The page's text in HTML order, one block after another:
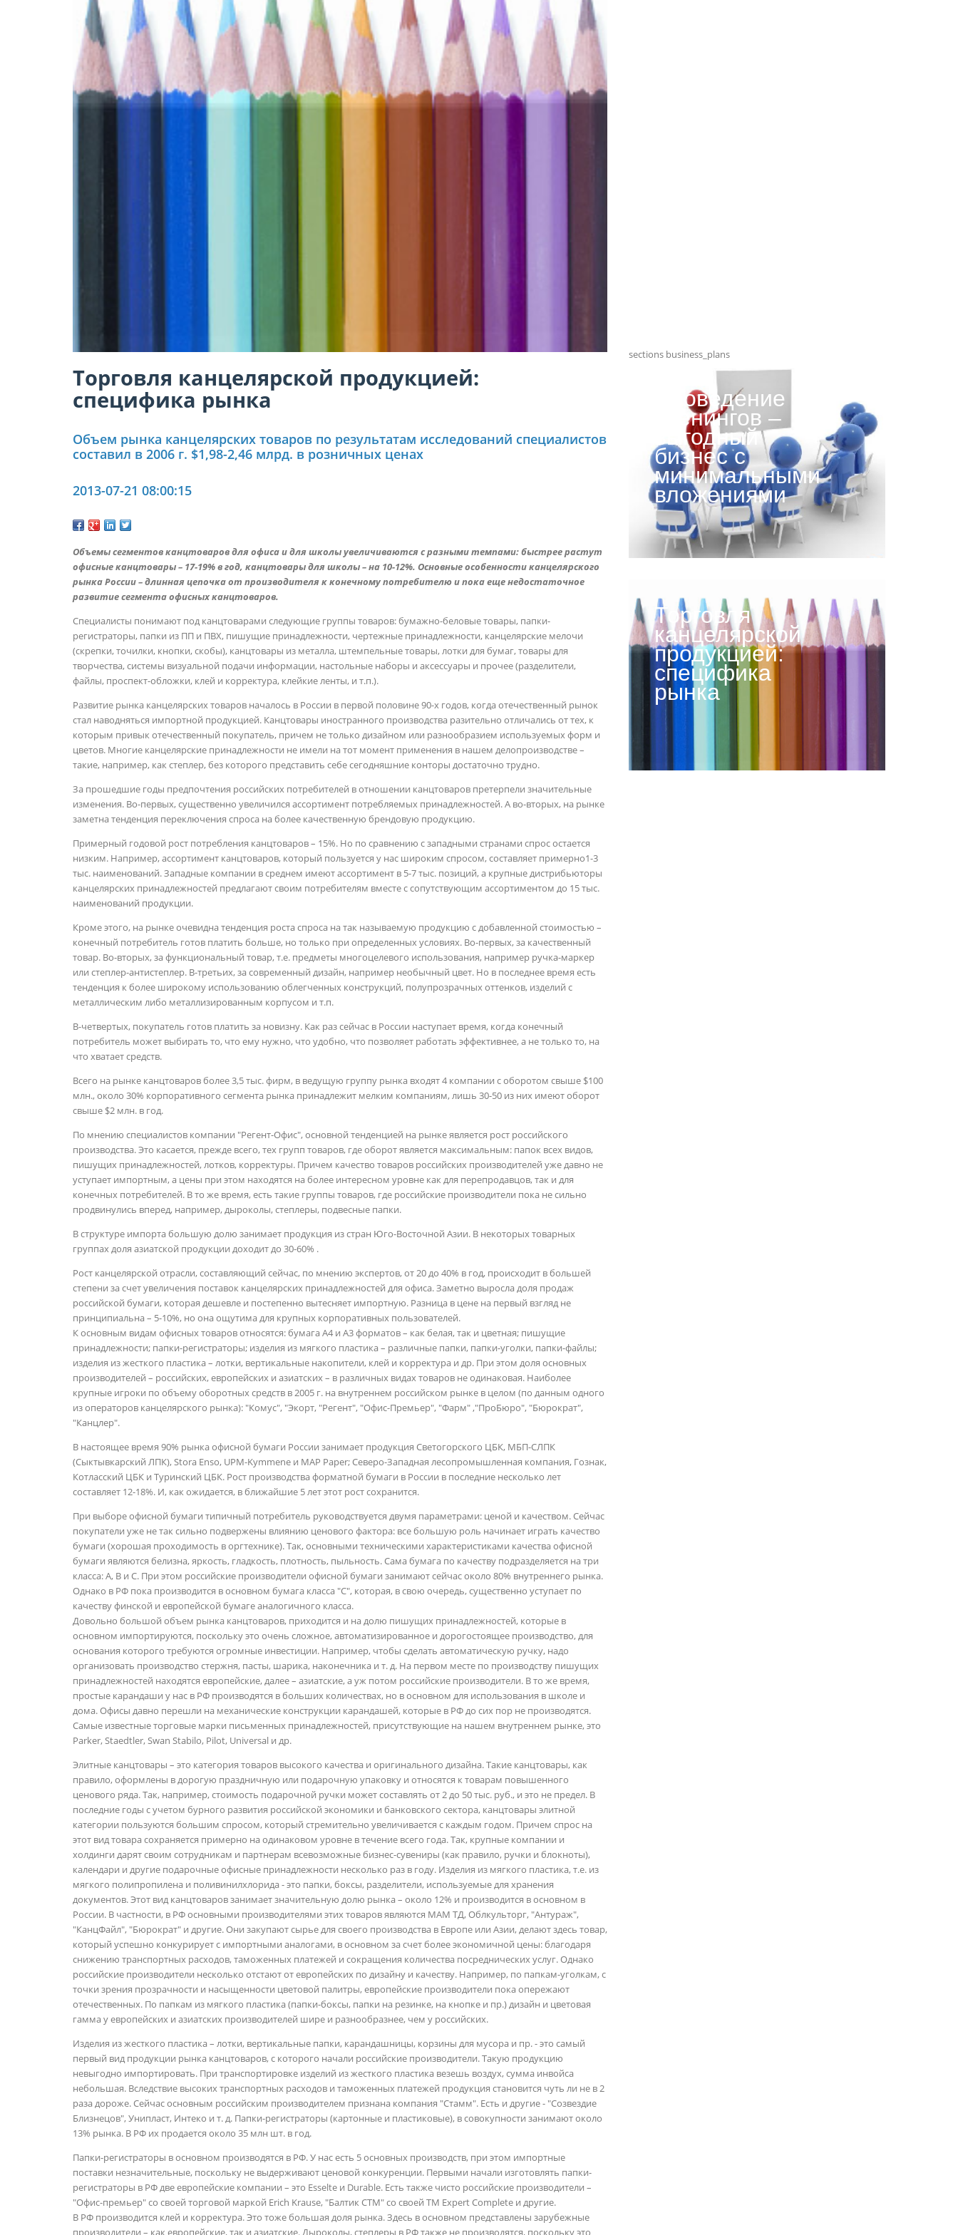
Торговля канцелярской продукцией:
специфика рынка
Объем рынка канцелярских товаров по результатам исследований специалистов
составил в 2006 г. $1,98-2,46 млрд. в розничных ценах
2013-07-21 08:00:15
Объемы сегментов канцтоваров для офиса и для школы увеличиваются с разными темпами: быстрее растут
офисные канцтовары – 17-19% в год, канцтовары для школы – на 10-12%. Основные особенности канцелярского
рынка России – длинная цепочка от производителя к конечному потребителю и пока еще недостаточное
развитие сегмента офисных канцтоваров.
Специалисты понимают под канцтоварами следующие группы товаров: бумажно-беловые товары, папки-
регистраторы, папки из ПП и ПВХ, пишущие принадлежности, чертежные принадлежности, канцелярские мелочи
(скрепки, точилки, кнопки, скобы), канцтовары из металла, штемпельные товары, лотки для бумаг, товары для
творчества, системы визуальной подачи информации, настольные наборы и аксессуары и прочее (разделители,
файлы, проспект-обложки, клей и корректура, клейкие ленты, и т.п.).
Развитие рынка канцелярских товаров началось в России в первой половине 90-х годов, когда отечественный рынок
стал наводняться импортной продукцией. Канцтовары иностранного производства разительно отличались от тех, к
которым привык отечественный покупатель, причем не только дизайном или разнообразием используемых форм и
цветов. Многие канцелярские принадлежности не имели на тот момент применения в нашем делопроизводстве –
такие, например, как степлер, без которого представить себе сегодняшние конторы достаточно трудно.
За прошедшие годы предпочтения российских потребителей в отношении канцтоваров претерпели значительные
изменения. Во-первых, существенно увеличился ассортимент потребляемых принадлежностей. А во-вторых, на рынке
заметна тенденция переключения спроса на более качественную брендовую продукцию.
Примерный годовой рост потребления канцтоваров – 15%. Но по сравнению с западными странами спрос остается
низким. Например, ассортимент канцтоваров, который пользуется у нас широким спросом, составляет примерно1-3
тыс. наименований. Западные компании в среднем имеют ассортимент в 5-7 тыс. позиций, а крупные дистрибьюторы
канцелярских принадлежностей предлагают своим потребителям вместе с сопутствующим ассортиментом до 15 тыс.
наименований продукции.
Кроме этого, на рынке очевидна тенденция роста спроса на так называемую продукцию с добавленной стоимостью –
конечный потребитель готов платить больше, но только при определенных условиях. Во-первых, за качественный
товар. Во-вторых, за функциональный товар, т.е. предметы многоцелевого использования, например ручка-маркер
или степлер-антистеплер. В-третьих, за современный дизайн, например необычный цвет. Но в последнее время есть
тенденция к более широкому использованию облегченных конструкций, полупрозрачных оттенков, изделий с
металлическим либо металлизированным корпусом и т.п.
В-четвертых, покупатель готов платить за новизну. Как раз сейчас в России наступает время, когда конечный
потребитель может выбирать то, что ему нужно, что удобно, что позволяет работать эффективнее, а не только то, на
что хватает средств.
Всего на рынке канцтоваров более 3,5 тыс. фирм, в ведущую группу рынка входят 4 компании с оборотом свыше $100
млн., около 30% корпоративного сегмента рынка принадлежит мелким компаниям, лишь 30-50 из них имеют оборот
свыше $2 млн. в год.
По мнению специалистов компании "Регент-Офис", основной тенденцией на рынке является рост российского
производства. Это касается, прежде всего, тех групп товаров, где оборот является максимальным: папок всех видов,
пишущих принадлежностей, лотков, корректуры. Причем качество товаров российских производителей уже давно не
уступает импортным, а цены при этом находятся на более интересном уровне как для перепродавцов, так и для
конечных потребителей. В то же время, есть такие группы товаров, где российские производители пока не сильно
продвинулись вперед, например, дыроколы, степлеры, подвесные папки.
В структуре импорта большую долю занимает продукция из стран Юго-Восточной Азии. В некоторых товарных
группах доля азиатской продукции доходит до 30-60% .
Рост канцелярской отрасли, составляющий сейчас, по мнению экспертов, от 20 до 40% в год, происходит в большей
степени за счет увеличения поставок канцелярских принадлежностей для офиса. Заметно выросла доля продаж
российской бумаги, которая дешевле и постепенно вытесняет импортную. Разница в цене на первый взгляд не
принципиальна – 5-10%, но она ощутима для крупных корпоративных пользователей.
К основным видам офисных товаров относятся: бумага А4 и А3 форматов – как белая, так и цветная; пишущие
принадлежности; папки-регистраторы; изделия из мягкого пластика – различные папки, папки-уголки, папки-файлы;
изделия из жесткого пластика – лотки, вертикальные накопители, клей и корректура и др. При этом доля основных
производителей – российских, европейских и азиатских – в различных видах товаров не одинаковая. Наиболее
крупные игроки по объему оборотных средств в 2005 г. на внутреннем российском рынке в целом (по данным одного
из операторов канцелярского рынка): "Комус", "Экорт, "Регент", "Офис-Премьер", "Фарм" ,"ПроБюро", "Бюрократ",
"Канцлер".
В настоящее время 90% рынка офисной бумаги России занимает продукция Светогорского ЦБК, МБП-СЛПК
(Сыктывкарский ЛПК), Stora Enso, UPМ-Kymmene и MAP Paper; Северо-Западная лесопромышленная компания, Гознак,
Котласский ЦБК и Туринский ЦБК. Рост производства форматной бумаги в России в последние несколько лет
составляет 12-18%. И, как ожидается, в ближайшие 5 лет этот рост сохранится.
При выборе офисной бумаги типичный потребитель руководствуется двумя параметрами: ценой и качеством. Сейчас
покупатели уже не так сильно подвержены влиянию ценового фактора: все большую роль начинает играть качество
бумаги (хорошая проходимость в оргтехнике). Так, основными техническими характеристиками качества офисной
бумаги являются белизна, яркость, гладкость, плотность, пыльность. Сама бумага по качеству подразделяется на три
класса: А, В и С. При этом российские производители офисной бумаги занимают сейчас около 80% внутреннего рынка.
Однако в РФ пока производится в основном бумага класса "С", которая, в свою очередь, существенно уступает по
качеству финской и европейской бумаге аналогичного класса.
Довольно большой объем рынка канцтоваров, приходится и на долю пишущих принадлежностей, которые в
основном импортируются, поскольку это очень сложное, автоматизированное и дорогостоящее производство, для
основания которого требуются огромные инвестиции. Например, чтобы сделать автоматическую ручку, надо
организовать производство стержня, пасты, шарика, наконечника и т. д. На первом месте по производству пишущих
принадлежностей находятся европейские, далее – азиатские, а уж потом российские производители. В то же время,
простые карандаши у нас в РФ производятся в больших количествах, но в основном для использования в школе и
дома. Офисы давно перешли на механические конструкции карандашей, которые в РФ до сих пор не производятся.
Самые известные торговые марки письменных принадлежностей, присутствующие на нашем внутреннем рынке, это
Parker, Staedtler, Swan Stabilo, Pilot, Universal и др.
Элитные канцтовары – это категория товаров высокого качества и оригинального дизайна. Такие канцтовары, как
правило, оформлены в дорогую праздничную или подарочную упаковку и относятся к товарам повышенного
ценового ряда. Так, например, стоимость подарочной ручки может составлять от 2 до 50 тыс. руб., и это не предел. В
последние годы с учетом бурного развития российской экономики и банковского сектора, канцтовары элитной
категории пользуются большим спросом, который стремительно увеличивается с каждым годом. Причем спрос на
этот вид товара сохраняется примерно на одинаковом уровне в течение всего года. Так, крупные компании и
холдинги дарят своим сотрудникам и партнерам всевозможные бизнес-сувениры (как правило, ручки и блокноты),
календари и другие подарочные офисные принадлежности несколько раз в году. Изделия из мягкого пластика, т.е. из
мягкого полипропилена и поливинилхлорида - это папки, боксы, разделители, используемые для хранения
документов. Этот вид канцтоваров занимает значительную долю рынка – около 12% и производится в основном в
России. В частности, в РФ основными производителями этих товаров являются МАМ ТД, Облкульторг, "Антураж",
"КанцФайл", "Бюрократ" и другие. Они закупают сырье для своего производства в Европе или Азии, делают здесь товар,
который успешно конкурирует с импортными аналогами, в основном за счет более экономичной цены: благодаря
снижению транспортных расходов, таможенных платежей и сокращения количества посреднических услуг. Однако
российские производители несколько отстают от европейских по дизайну и качеству. Например, по папкам-уголкам, с
точки зрения прозрачности и насыщенности цветовой палитры, европейские производители пока опережают
отечественных. По папкам из мягкого пластика (папки-боксы, папки на резинке, на кнопке и пр.) дизайн и цветовая
гамма у европейских и азиатских производителей шире и разнообразнее, чем у российских.
Изделия из жесткого пластика – лотки, вертикальные папки, карандашницы, корзины для мусора и пр. - это самый
первый вид продукции рынка канцтоваров, с которого начали российские производители. Такую продукцию
невыгодно импортировать. При транспортировке изделий из жесткого пластика везешь воздух, сумма инвойса
небольшая. Вследствие высоких транспортных расходов и таможенных платежей продукция становится чуть ли не в 2
раза дороже. Сейчас основным российским производителем признана компания "Стамм". Есть и другие - "Созвездие
Близнецов", Унипласт, Интеко и т. д. Папки-регистраторы (картонные и пластиковые), в совокупности занимают около
13% рынка. В РФ их продается около 35 млн шт. в год.
Папки-регистраторы в основном производятся в РФ. У нас есть 5 основных производств, при этом импортные
поставки незначительные, поскольку не выдерживают ценовой конкуренции. Первыми начали изготовлять папки-
регистраторы в РФ две европейские компании – это Esselte и Durable. Есть также чисто российские производители –
"Офис-премьер" со своей торговой маркой Erich Krause, "Балтик СТМ" со своей ТМ Expert Complete и другие.
В РФ производится клей и корректура. Это тоже большая доля рынка. Здесь в основном представлены зарубежные
sections business_plans
Проведение
тренингов –
выгодный
бизнес с
минимальными
вложениями
Торговля
канцелярской
продукцией:
специфика
рынка